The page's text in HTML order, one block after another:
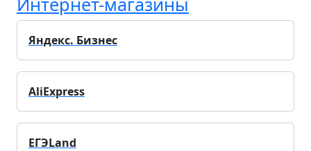
Яндекс. Бизнес
AliExpress
ЕГЭLand